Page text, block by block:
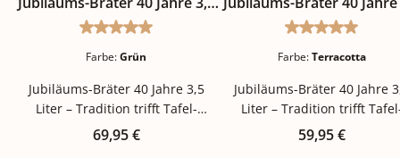
LiterDurchschnittliche Bewertung von 5 von 5
Farbe:Grün
Jubiläums-Bräter 40 Jahre 3,5
Liter – Tradition trifft Tafel-
Tradition Manche Bräter sind nur
Regulärer Preis:
69,95 €
Liter
Farbe:Terracotta
Jubiläums-Bräter 40 Jahre
Liter – Tradition trifft
Tradition Manche Bräter
Regulärer
59,95 €